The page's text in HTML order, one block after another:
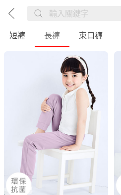
短褲 長褲 束口褲